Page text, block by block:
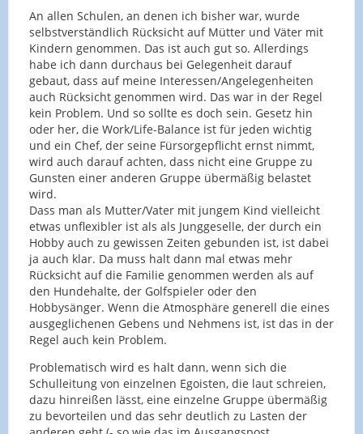
An allen Schulen, an denen ich bisher war, wurde
selbstverständlich Rücksicht auf Mütter und Väter mit
Kindern genommen. Das ist auch gut so. Allerdings
habe ich dann durchaus bei Gelegenheit darauf
gebaut, dass auf meine Interessen/Angelegenheiten
auch Rücksicht genommen wird. Das war in der Regel
kein Problem. Und so sollte es doch sein. Gesetz hin
oder her, die Work/Life-Balance ist für jeden wichtig
und ein Chef, der seine Fürsorgepflicht ernst nimmt,
wird auch darauf achten, dass nicht eine Gruppe zu
Gunsten einer anderen Gruppe übermäßig belastet
wird.
Dass man als Mutter/Vater mit jungem Kind vielleicht
etwas unflexibler ist als als Junggeselle, der durch ein
Hobby auch zu gewissen Zeiten gebunden ist, ist dabei
ja auch klar. Da muss halt dann mal etwas mehr
Rücksicht auf die Familie genommen werden als auf
den Hundehalte, der Golfspieler oder den
Hobbysänger. Wenn die Atmosphäre generell die eines
ausgeglichenen Gebens und Nehmens ist, ist das in der
Regel auch kein Problem.
Problematisch wird es halt dann, wenn sich die
Schulleitung von einzelnen Egoisten, die laut schreien,
dazu hinreißen lässt, eine einzelne Gruppe übermäßig
zu bevorteilen und das sehr deutlich zu Lasten der